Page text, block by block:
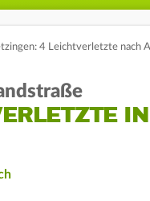
4 Leichtverletzte nach